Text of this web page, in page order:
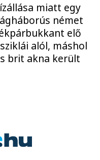
miatt egy
német
elő
alól, máshol
brit akna került